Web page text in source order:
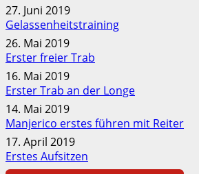
27. Juni 2019
Gelassenheitstraining
26. Mai 2019
Erster freier Trab
16. Mai 2019
Erster Trab an der Longe
14. Mai 2019
Manjerico erstes führen mit Reiter
17. April 2019
Erstes Aufsitzen